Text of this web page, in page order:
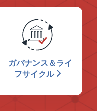
ガバナンス＆ライ
フサイクル